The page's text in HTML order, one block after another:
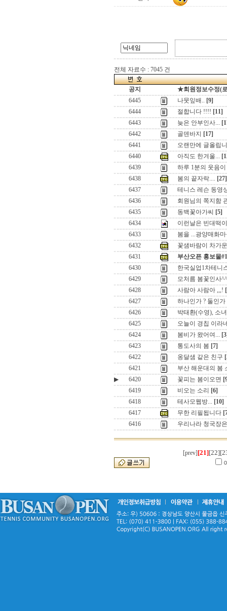
전체 자료수 : 7045 건
공지
★회원정보수정(
6445
나뭇잎배.. [9]
6444
절합니다 !!!! [11]
6443
늦은 안부인사...
6442
골덴바지
[17]
6441
오랜만에 글올립
6440
아직도 한겨울...
6439
하루 1분의 웃음
6438
봄의 끝자락.... [27]
6437
테니스 레슨 동영
6436
회원님의 쪽지함
6435
동백꽃아가씨
[5]
6434
이런날은 빈대떡
6433
봄을 ...광양매화
6432
꽃샘바람이 차가
6431
부산오픈 홍보물
6430
한국실업1차테니
6429
모처름 봄꽃인사^^
6428
사람아 사람아 ,,,!
6427
하나인가 ? 둘인가
6426
박태환(수영), 소
6425
오늘이 경칩 이라
6424
봄비가 왔어여...
6423
통도사의 봄 [7]
6422
옹달샘 같은 친구
6421
부산 해운대의 봄
▶
6420 꽃피는 봄이오면
6419
비오는 소리
[6]
6418
테사모웹방... [10]
6417
무한 리필됩니다
6416
우리나라 청국장
[prev] [21][22]